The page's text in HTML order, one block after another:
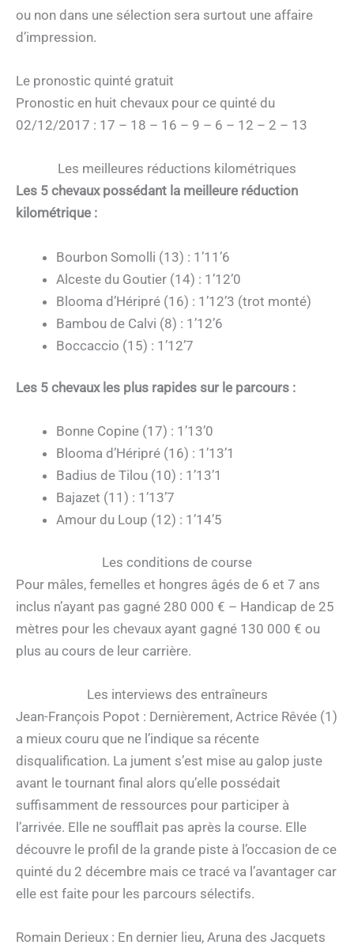
ou non dans une sélection sera surtout une affaire
d’impression.
Le pronostic quinté gratuit
Pronostic en huit chevaux pour ce quinté du
02/12/2017 : 17 – 18 – 16 – 9 – 6 – 12 – 2 – 13
Les meilleures réductions kilométriques
Les 5 chevaux possédant la meilleure réduction
kilométrique :
Bourbon Somolli (13) : 1’11’6
Alceste du Goutier (14) : 1’12’0
Blooma d’Héripré (16) : 1’12’3 (trot monté)
Bambou de Calvi (8) : 1’12’6
Boccaccio (15) : 1’12’7
Les 5 chevaux les plus rapides sur le parcours :
Bonne Copine (17) : 1’13’0
Blooma d’Héripré (16) : 1’13’1
Badius de Tilou (10) : 1’13’1
Bajazet (11) : 1’13’7
Amour du Loup (12) : 1’14’5
Les conditions de course
Pour mâles, femelles et hongres âgés de 6 et 7 ans
inclus n’ayant pas gagné 280 000 € – Handicap de 25
mètres pour les chevaux ayant gagné 130 000 € ou
plus au cours de leur carrière.
Les interviews des entraîneurs
Jean-François Popot : Dernièrement, Actrice Rêvée (1)
a mieux couru que ne l’indique sa récente
disqualification. La jument s’est mise au galop juste
avant le tournant final alors qu’elle possédait
suffisamment de ressources pour participer à
l’arrivée. Elle ne soufflait pas après la course. Elle
découvre le profil de la grande piste à l’occasion de ce
quinté du 2 décembre mais ce tracé va l’avantager car
elle est faite pour les parcours sélectifs.
Romain Derieux : En dernier lieu, Aruna des Jacquets